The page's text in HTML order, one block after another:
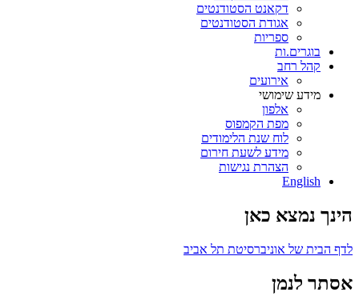
דקאנט הסטודנטים
אגודת הסטודנטים
ספריות
בוגרים.ות
קהל רחב
אירועים
מידע שימושי
אלפון
מפת הקמפוס
לוח שנת הלימודים
מידע לשעת חירום
הצהרת נגישות
English
הינך נמצא כאן
לדף הבית של אוניברסיטת תל אביב
אסתר לנמן